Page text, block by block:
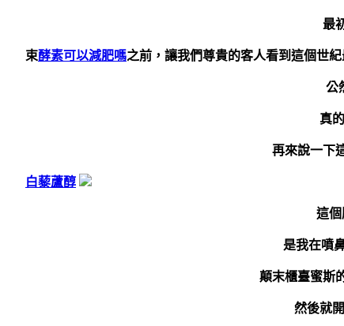
最
束酵素可以減肥嗎之前，讓我們尊貴的客人看到這個世
公
真
再來說一下
白藜蘆醇
這
是我在噴
顛末櫃臺蜜斯
然後就